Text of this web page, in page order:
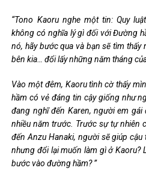
“Tono Kaoru nghe một tin: Quy
không có nghĩa lý gì đối với Đường
nó, hãy bước qua và bạn sẽ tìm
bên kia… đổi lấy những năm tháng
Vào một đêm, Kaoru tình cờ thấy
hầm có vẻ đáng tin cậy giống như
đang nghĩ đến Karen, người em
nhiều năm trước. Trước sự tự nhiên
đến Anzu Hanaki, người sẽ giúp
nhưng đổi lại muốn làm gì ở Kaoru?
bước vào đường hầm? ”